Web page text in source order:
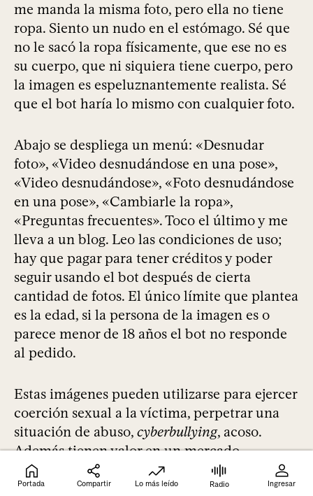
me manda la misma foto, pero ella no tiene
ropa. Siento un nudo en el estómago. Sé que
no le sacó la ropa físicamente, que ese no es
su cuerpo, que ni siquiera tiene cuerpo, pero
la imagen es espeluznantemente realista. Sé
que el bot haría lo mismo con cualquier foto.
Abajo se despliega un menú: «Desnudar
foto», «Video desnudándose en una pose»,
«Video desnudándose», «Foto desnudándose
en una pose», «Cambiarle la ropa»,
«Preguntas frecuentes». Toco el último y me
lleva a un blog. Leo las condiciones de uso;
hay que pagar para tener créditos y poder
seguir usando el bot después de cierta
cantidad de fotos. El único límite que plantea
es la edad, si la persona de la imagen es o
parece menor de 18 años el bot no responde
al pedido.
Estas imágenes pueden utilizarse para ejercer
coerción sexual a la víctima, perpetrar una
situación de abuso, cyberbullying, acoso.
Además tienen valor en un mercado
millonario. Hay varias plataformas que se
dedican a vender contenido de deepfakesy el
Portada Compartir Lo más leído Radio Ingresar